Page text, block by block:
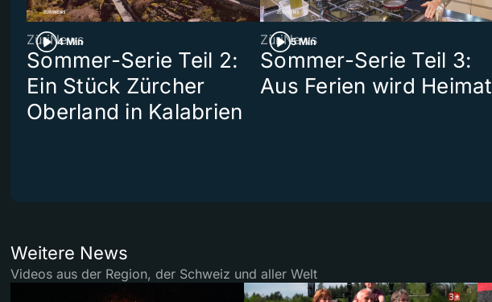
4 Min
ZüriNews
Sommer-Serie Teil 2:
Ein Stück Zürcher
Oberland in Kalabrien
5 Min
ZüriNews
Sommer-Serie Teil 3:
Aus Ferien wird Heimat
Weitere News
Videos aus der Region, der Schweiz und aller Welt